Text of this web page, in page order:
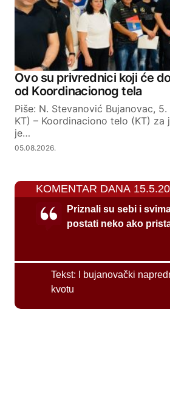
Ovo su privrednici koji će
od Koordinacionog tela
Piše: N. Stevanović Bujanovac,
KT) – Koordinaciono telo (KT) za
je…
05.08.2026.
KOMENTAR DANA
Priznali su sebi i
postati neko ako
Tekst:
I bujanovački
kvotu